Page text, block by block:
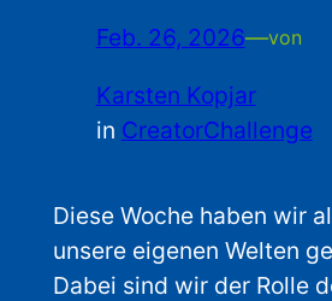
Feb. 26, 2026—von
Karsten Kopjar
in CreatorChallenge
Diese Woche haben wir
unsere eigenen Welten
Dabei sind wir der Rolle